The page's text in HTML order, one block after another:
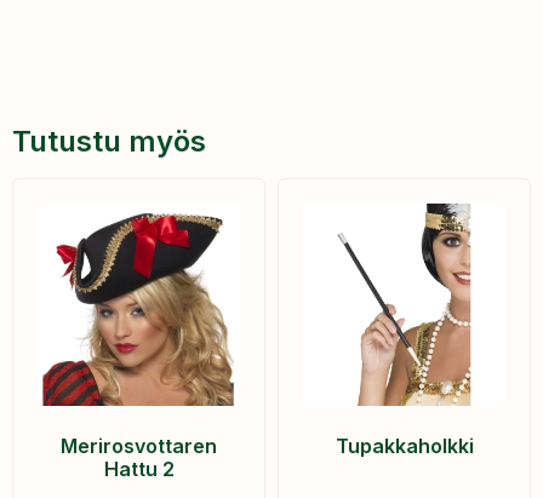
Tutustu myös
Merirosvottaren
Hattu 2
Tupakkaholkki